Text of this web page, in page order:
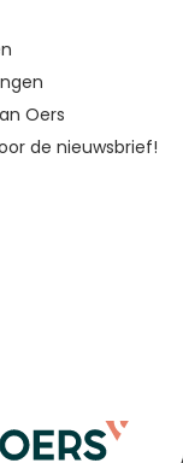
Oers
de nieuwsbrief!